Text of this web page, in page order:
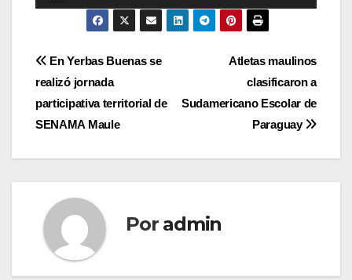
de
Navegación
de
entradas
Atletas maulinos
clasificaron a
Sudamericano Escolar de
Paraguay
En Yerbas Buenas se
realizó jornada
participativa territorial de
SENAMA Maule
Por admin